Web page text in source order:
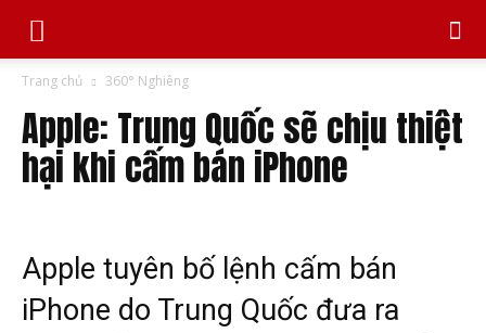
Trang chủ 360° Nghiêng
Apple: Trung Quốc sẽ chịu thiệt
hại khi cấm bán iPhone
Apple tuyên bố lệnh cấm bán
iPhone do Trung Quốc đưa ra